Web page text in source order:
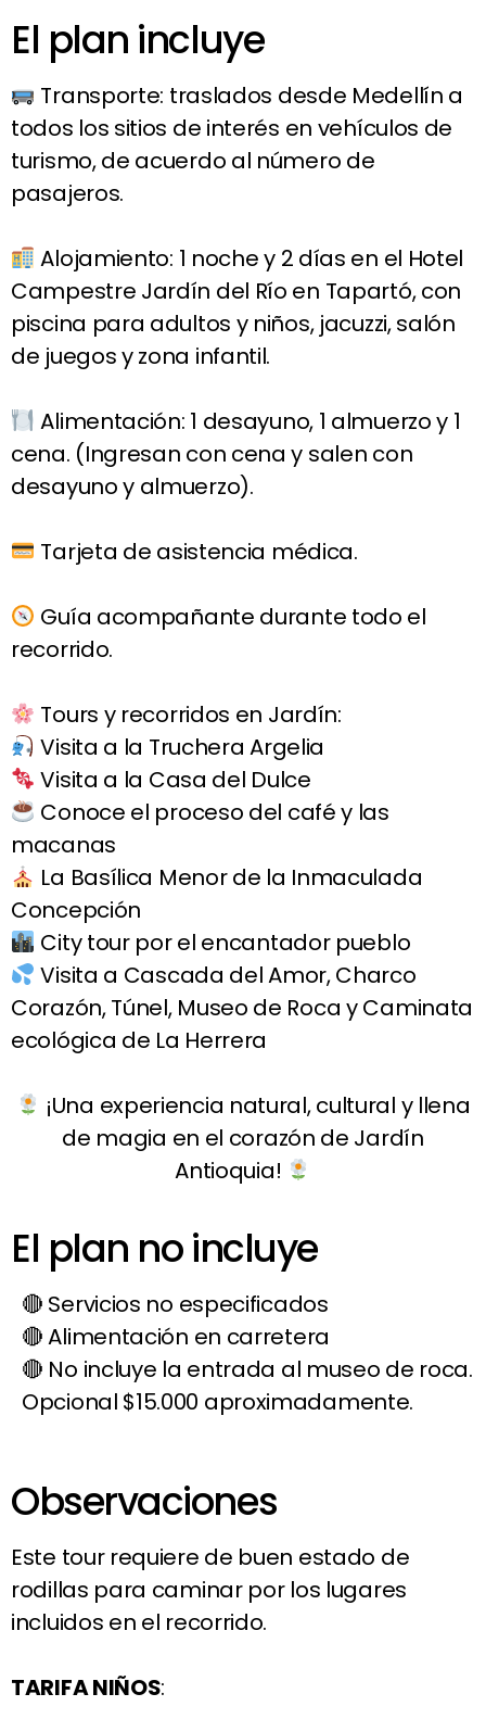
El plan incluye
Transporte: traslados desde Medellín a
todos los sitios de interés en vehículos de
turismo, de acuerdo al número de
pasajeros.
Alojamiento: 1 noche y 2 días en el Hotel
Campestre Jardín del Río en Tapartó, con
piscina para adultos y niños, jacuzzi, salón
de juegos y zona infantil.
Alimentación: 1 desayuno, 1 almuerzo y 1
cena. (Ingresan con cena y salen con
desayuno y almuerzo).
Tarjeta de asistencia médica.
Guía acompañante durante todo el
recorrido.
Tours y recorridos en Jardín:
Visita a la Truchera Argelia
Visita a la Casa del Dulce
Conoce el proceso del café y las
macanas
La Basílica Menor de la Inmaculada
Concepción
City tour por el encantador pueblo
Visita a Cascada del Amor, Charco
Corazón, Túnel, Museo de Roca y Caminata
ecológica de La Herrera
¡Una experiencia natural, cultural y llena
de magia en el corazón de Jardín
Antioquia!
El plan no incluye
Servicios no especificados
Alimentación en carretera
No incluye la entrada al museo de roca.
Opcional $15.000 aproximadamente.
Observaciones
Este tour requiere de buen estado de
rodillas para caminar por los lugares
incluidos en el recorrido.
TARIFA NIÑOS: